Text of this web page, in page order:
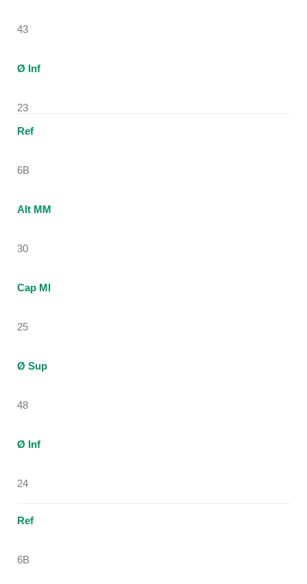
43
Ø Inf
23
Ref
6B
Alt MM
30
Cap Ml
25
Ø Sup
48
Ø Inf
24
Ref
6B